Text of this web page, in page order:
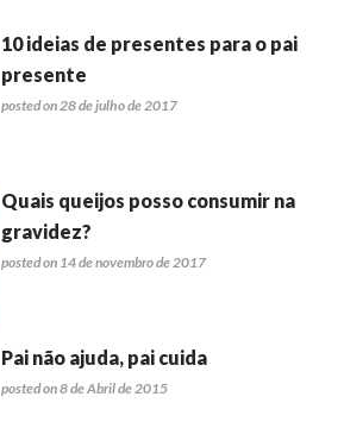
10 ideias de presentes para o pai
presente
posted on 28 de julho de 2017
Quais queijos posso consumir na
gravidez?
posted on 14 de novembro de 2017
Pai não ajuda, pai cuida
posted on 8 de Abril de 2015